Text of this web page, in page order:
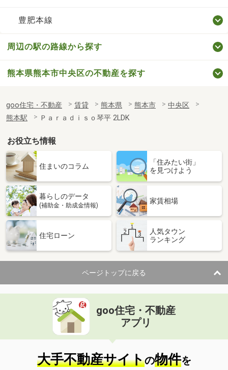
豊肥本線
周辺の駅の路線から探す
熊本県熊本市中央区の不動産を探す
goo住宅・不動産 賃貸 熊本県 熊本市
中央区
熊本駅
Ｐａｒａｄｉｓｏ琴平 2LDK
お役立ち情報
住まいのコラム
「住みたい街」
を見つけよう
暮らしのデータ
(補助金・助成金情報)
家賃相場
住宅ローン
人気タウン
ランキング
ページトップに戻る
goo住宅・不動産
アプリ
大手不動産サイトの物件を